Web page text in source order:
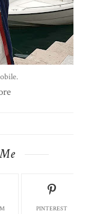
PINTEREST